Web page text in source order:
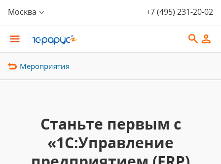
Москва +7 (495) 231-20-02
Мероприятия
Станьте первым с
«1С:Управление